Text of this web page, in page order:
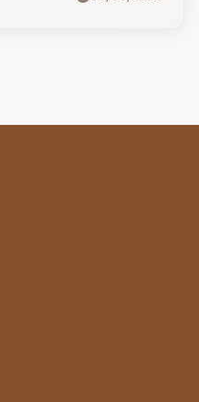
giàu có sung sướng.